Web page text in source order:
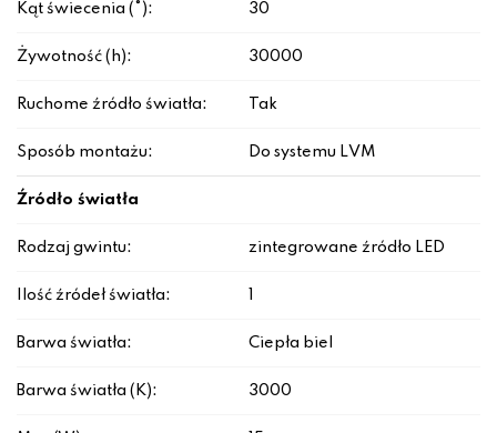
Kąt świecenia (°): 30
Żywotność (h): 30000
Ruchome źródło światła: Tak
Sposób montażu: Do systemu LVM
Źródło światła
Rodzaj gwintu: zintegrowane źródło LED
Ilość źródeł światła:
Barwa światła: Ciepła biel
Barwa światła (K): 3000